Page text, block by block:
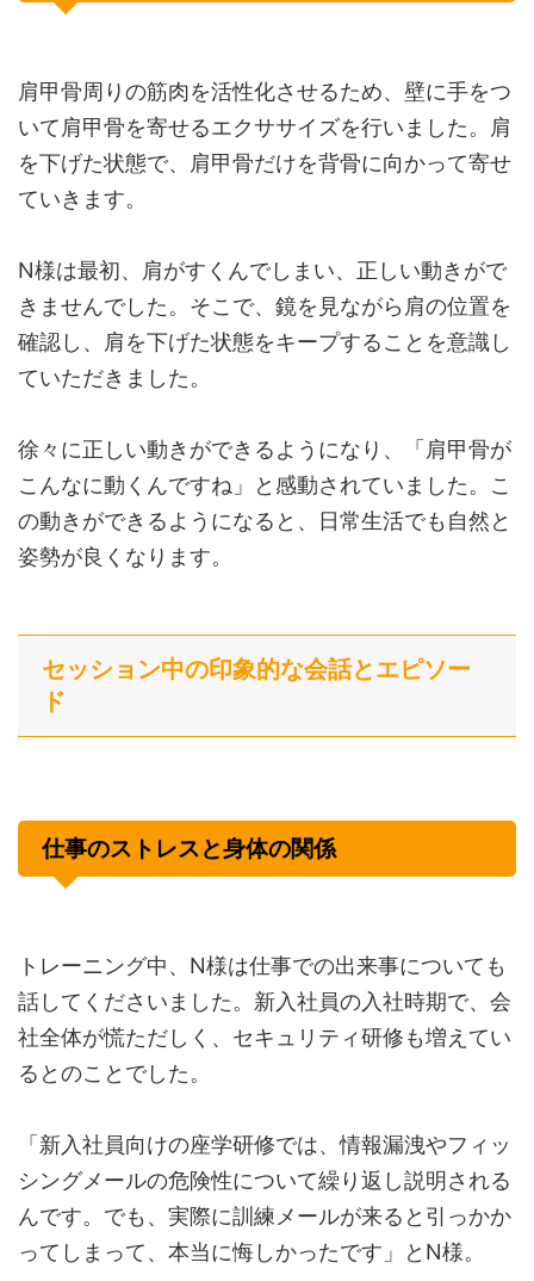
肩甲骨周りの筋肉を活性化させるため、壁に手をつ
いて肩甲骨を寄せるエクササイズを行いました。肩
を下げた状態で、肩甲骨だけを背骨に向かって寄せ
ていきます。
N様は最初、肩がすくんでしまい、正しい動きがで
きませんでした。そこで、鏡を見ながら肩の位置を
確認し、肩を下げた状態をキープすることを意識し
ていただきました。
徐々に正しい動きができるようになり、「肩甲骨が
こんなに動くんですね」と感動されていました。こ
の動きができるようになると、日常生活でも自然と
姿勢が良くなります。
セッション中の印象的な会話とエピソー
ド
仕事のストレスと身体の関係
トレーニング中、N様は仕事での出来事についても
話してくださいました。新入社員の入社時期で、会
社全体が慌ただしく、セキュリティ研修も増えてい
るとのことでした。
「新入社員向けの座学研修では、情報漏洩やフィッ
シングメールの危険性について繰り返し説明される
んです。でも、実際に訓練メールが来ると引っかか
ってしまって、本当に悔しかったです」とN様。